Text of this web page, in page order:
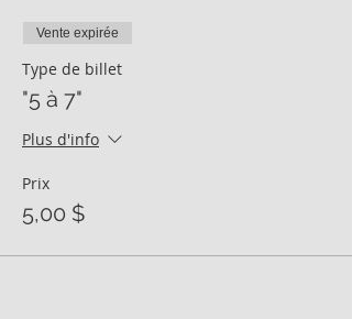
Vente expirée
Type de billet
"5 à 7"
Plus d'info
Prix
5,00 $